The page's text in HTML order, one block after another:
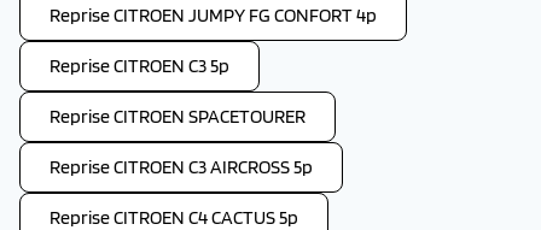
Reprise CITROEN JUMPY FG CONFORT 4p
Reprise CITROEN C3 5p
Reprise CITROEN SPACETOURER
Reprise CITROEN C3 AIRCROSS 5p
Reprise CITROEN C4 CACTUS 5p